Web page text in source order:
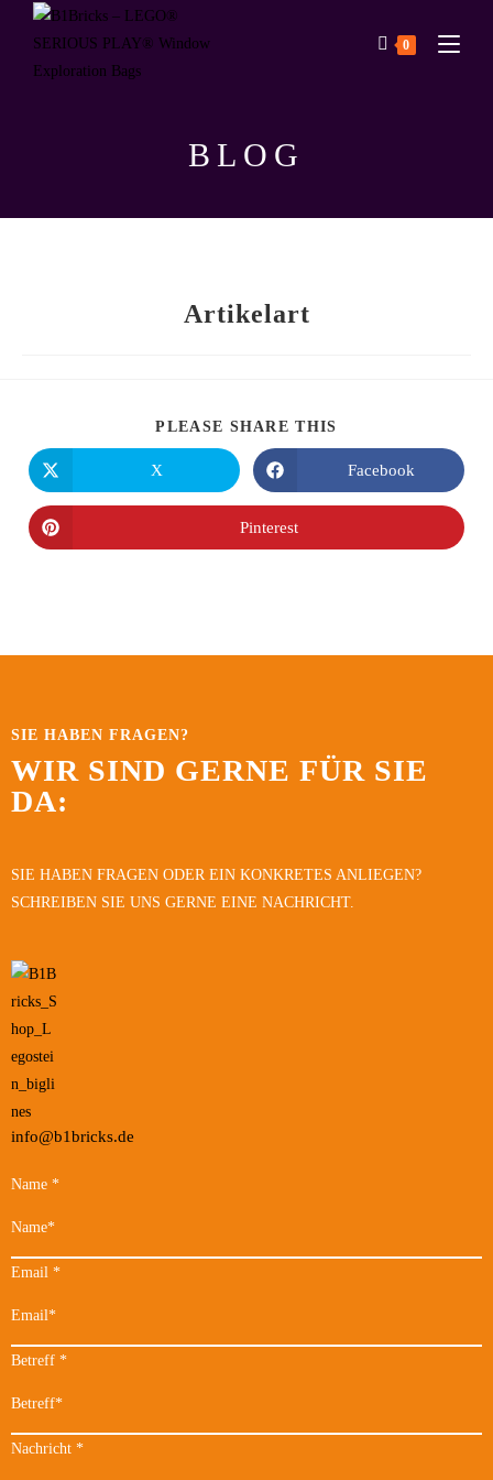
0
BLOG
Artikelart
PLEASE SHARE THIS
X Facebook
Pinterest
SIE HABEN FRAGEN?
WIR SIND GERNE FÜR SIE
DA:
SIE HABEN FRAGEN ODER EIN KONKRETES ANLIEGEN?
SCHREIBEN SIE UNS GERNE EINE NACHRICHT.
info@b1bricks.de
Name *
Email *
Betreff *
Nachricht *